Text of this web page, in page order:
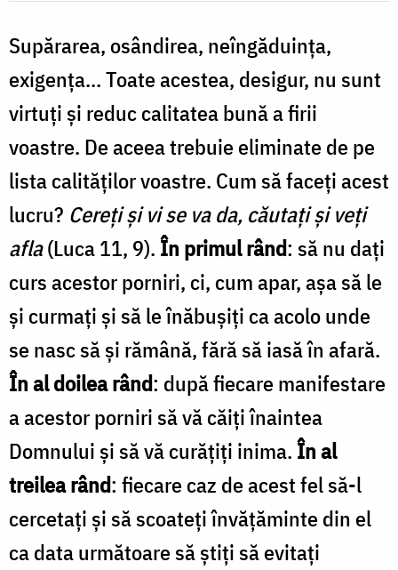
Supărarea, osândirea, neîngăduinţa,
exigenţa... Toate acestea, desigur, nu sunt
virtuţi şi reduc calitatea bună a firii
voastre. De aceea trebuie eliminate de pe
lista calităţilor voastre. Cum să faceţi acest
lucru? Cereţi şi vi se va da, căutaţi şi veţi
afla(Luca 11, 9).În primul rând: să nu daţi
curs acestor porniri, ci, cum apar, aşa să le
şi curmaţi şi să le înăbuşiţi ca acolo unde
se nasc să şi rămână, fără să iasă în afară.
În al doilea rând: după fiecare manifestare
a acestor porniri să vă căiţi înaintea
Domnului şi să vă curăţiţi inima.În al
treilea rând: fiecare caz de acest fel să-l
cercetaţi şi să scoateţi învăţăminte din el
ca data următoare să ştiţi să evitaţi